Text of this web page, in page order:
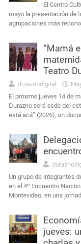
El Centro
mayo la presentación de
agrupaciones más
“Mamá
Teatro
duraznodigital
El próximo jueves 14 de
Durazno será sede del
está acá” (2026), un
Un grupo de integrantes
en el 4º Encuentro
Montevideo, en una
jueves: